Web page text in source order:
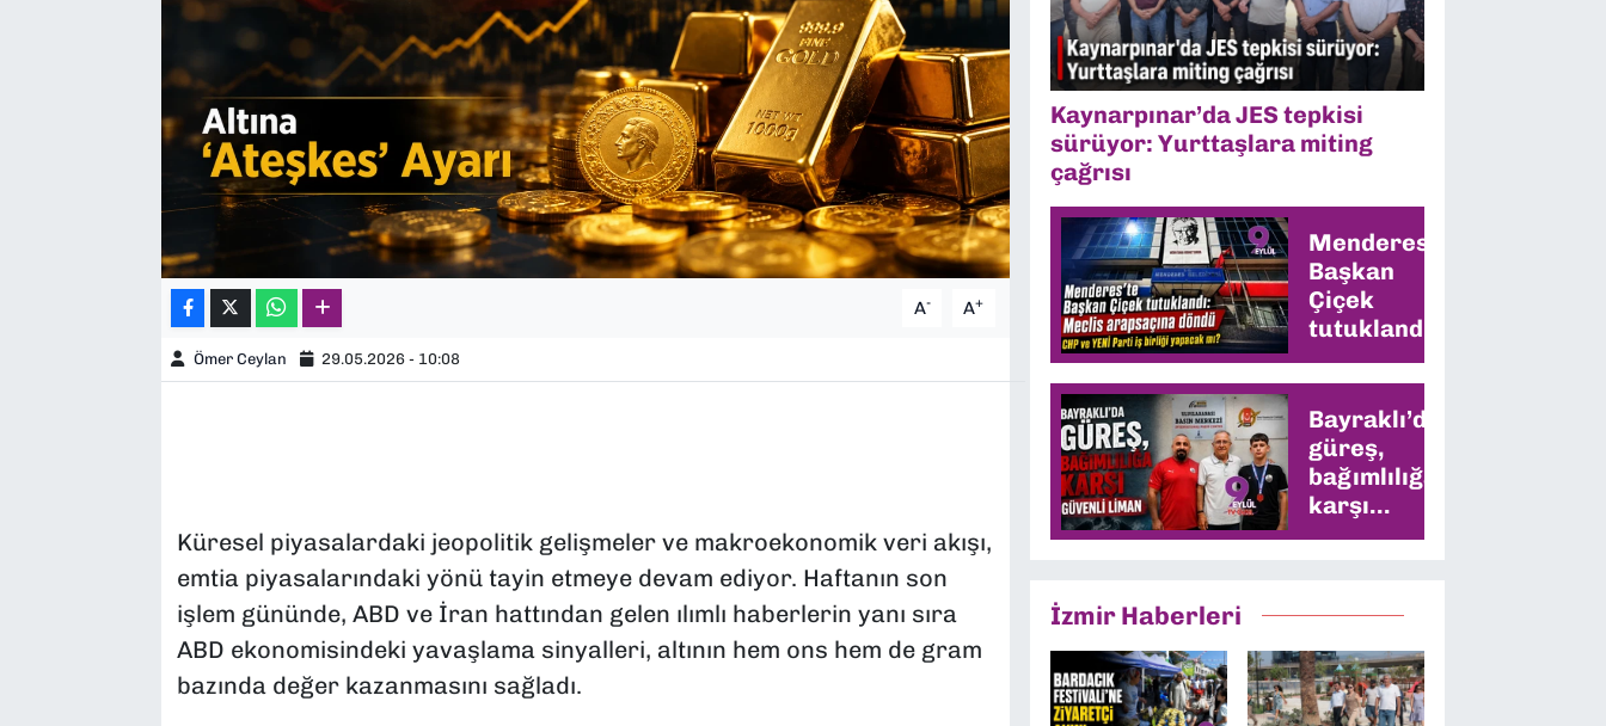
A- A+
Ömer Ceylan 29.05.2026 - 10:08
Küresel piyasalardaki jeopolitik gelişmeler ve makroekonomik veri akışı,
emtia piyasalarındaki yönü tayin etmeye devam ediyor. Haftanın son
işlem gününde, ABD ve İran hattından gelen ılımlı haberlerin yanı sıra
ABD ekonomisindeki yavaşlama sinyalleri, altının hem ons hem de gram
bazında değer kazanmasını sağladı.
Kaynarpınar’da JES tepkisi
sürüyor: Yurttaşlara miting
çağrısı
Menderes’te
Başkan
Çiçek
tutuklandı:
CHP ve YENİ
Parti iş
birliği
yapacak mı?
Bayraklı’da
güreş,
bağımlılığa
karşı
güvenli
İzmir Haberleri
YEREL YÖNETİMLER